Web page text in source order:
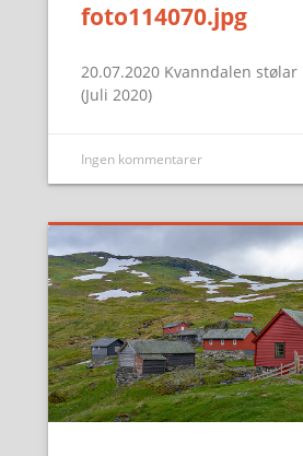
foto114070.jpg
20.07.2020 Kvanndalen
(Juli 2020)
Ingen kommentarer